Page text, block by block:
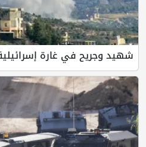
شهيد وجريح في غارة